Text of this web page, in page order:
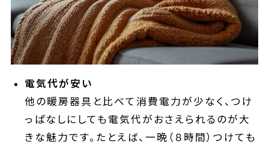
電気代が安い
他の暖房器具と比べて消費電力が少なく、つけ
っぱなしにしても電気代がおさえられるのが大
きな魅力です。たとえば、一晩（８時間）つけても